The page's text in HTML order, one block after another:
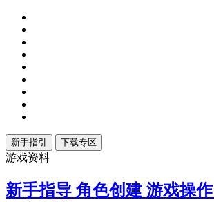
游戏资料
新手指导 角色创建 游戏操作